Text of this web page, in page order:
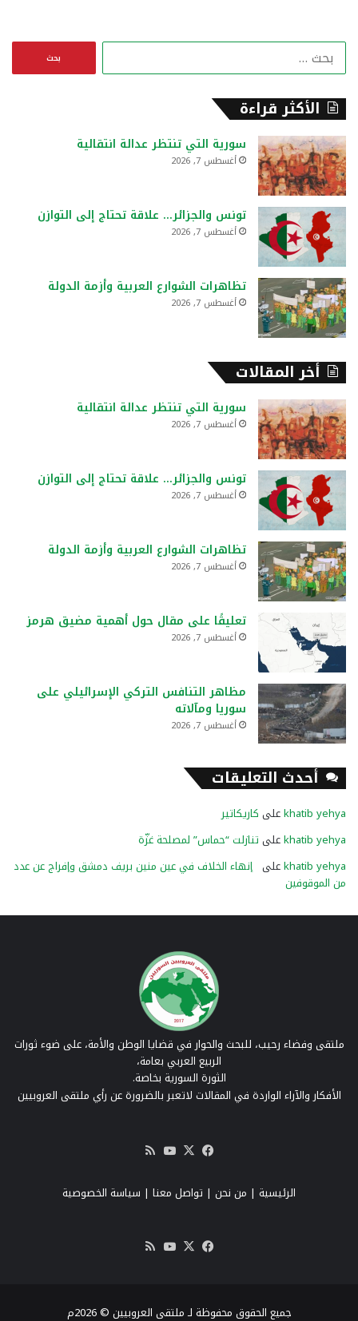
ن
الأكثر قراءة
سورية التي تنتظر عدالة انتقالية
أغسطس 7, 2026
تونس والجزائر… علاقة تحتاج إلى التوازن
أغسطس 7, 2026
تظاهرات الشوارع العربية وأزمة الدولة
أغسطس 7, 2026
أخر المقالات
سورية التي تنتظر عدالة انتقالية
أغسطس 7, 2026
تونس والجزائر… علاقة تحتاج إلى التوازن
أغسطس 7, 2026
تظاهرات الشوارع العربية وأزمة الدولة
أغسطس 7, 2026
تعليقًا على مقال حول أهمية مضيق هرمز
أغسطس 7, 2026
مظاهر التنافس التركي الإسرائيلي على
سوريا ومآلاته
أغسطس 7, 2026
أحدث التعليقات
khatib yehyaعلى كاريكاتير
khatib yehyaعلى تنازلت “حماس” لمصلحة غزّة
khatib yehyaعلى إنهاء الخلاف في عين منين بريف دمشق وإفراج عن عدد
من الموقوفين
ملتقى وفضاء رحيب، للبحث والحوار في قضايا الوطن والأمة، على ضوء ثورات
الربيع العربي بعامة،
الثورة السورية بخاصة.
الأفكار والآراء الواردة في المقالات لاتعبر بالضرورة عن رأي ملتقى العروبيين
فيسبوك
‫X
‫YouTube
RSS
الرئيسية | من نحن | تواصل معنا | سياسة الخصوصية
فيسبوك
‫X
‫YouTube
جميع الحقوق محفوظة لـ ملتقى العروبيين © 2026م